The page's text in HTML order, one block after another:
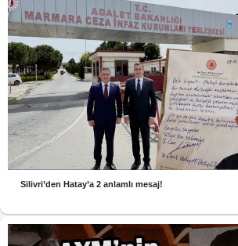
Silivri’den Hatay’a 2 anlamlı mesaj!